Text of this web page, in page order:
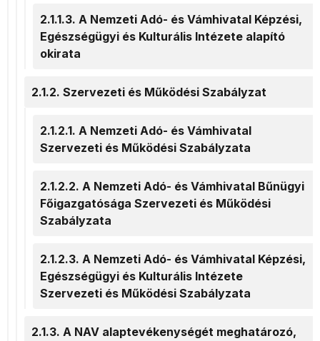
2.1.1.3. A Nemzeti Adó- és Vámhivatal Képzési,
Egészségügyi és Kulturális Intézete alapító
okirata
2.1.2. Szervezeti és Működési Szabályzat
2.1.2.1. A Nemzeti Adó- és Vámhivatal
Szervezeti és Működési Szabályzata
2.1.2.2. A Nemzeti Adó- és Vámhivatal Bűnügyi
Főigazgatósága Szervezeti és Működési
Szabályzata
2.1.2.3. A Nemzeti Adó- és Vámhivatal Képzési,
Egészségügyi és Kulturális Intézete
Szervezeti és Működési Szabályzata
2.1.3. A NAV alaptevékenységét meghatározó,